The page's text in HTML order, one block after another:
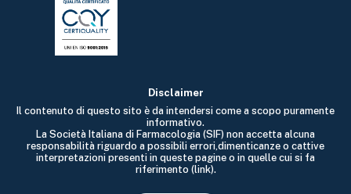
Disclaimer
Il contenuto di questo sito è da intendersi come a scopo puramente
informativo.
La Società Italiana di Farmacologia (SIF) non accetta alcuna
responsabilità riguardo a possibili errori,dimenticanze o cattive
interpretazioni presenti in queste pagine o in quelle cui si fa
riferimento (link).